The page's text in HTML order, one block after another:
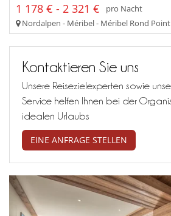
1 178 € - 2 321 €
pro Nacht
Nordalpen - Méribel - Méribel Rond
Kontaktieren Sie uns
Unsere Reisezielexperten sowie
Service helfen Ihnen bei der
idealen Urlaubs
EINE ANFRAGE STELLEN